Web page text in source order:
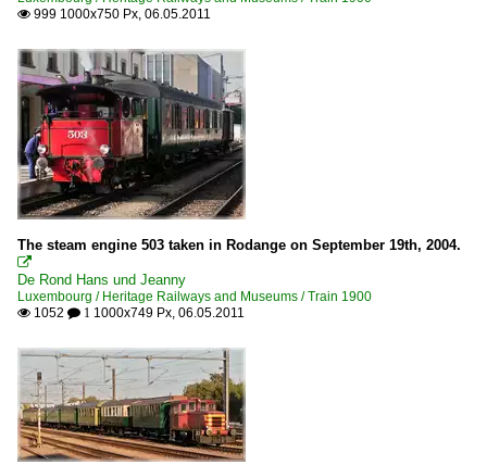
 999 1000x750 Px, 06.05.2011
The steam engine 503 taken in Rodange on September 19th, 2004.

De Rond Hans und Jeanny
Luxembourg / Heritage Railways and Museums / Train 1900
 1052  1 1000x749 Px, 06.05.2011